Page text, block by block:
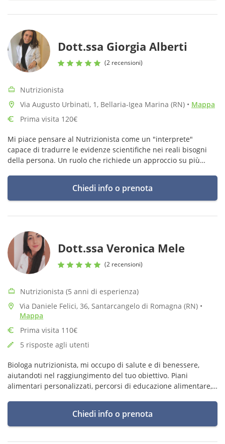
Dott.ssa Giorgia Alberti
(2 recensioni)
Nutrizionista
Via Augusto Urbinati, 1, Bellaria-Igea Marina (RN) • Mappa
Prima visita 120€
Mi piace pensare al Nutrizionista come un "interprete"
capace di tradurre le evidenze scientifiche nei reali bisogni
della persona. Un ruolo che richiede un approccio su più
Chiedi info o prenota
Dott.ssa Veronica Mele
(2 recensioni)
Nutrizionista (5 anni di esperienza)
Via Daniele Felici, 36, Santarcangelo di Romagna (RN) •
Mappa
Prima visita 110€
5 risposte agli utenti
Biologa nutrizionista, mi occupo di salute e di benessere,
aiutandoti nel raggiungimento del tuo obiettivo. Piani
alimentari personalizzati, percorsi di educazione alimentare,
Chiedi info o prenota